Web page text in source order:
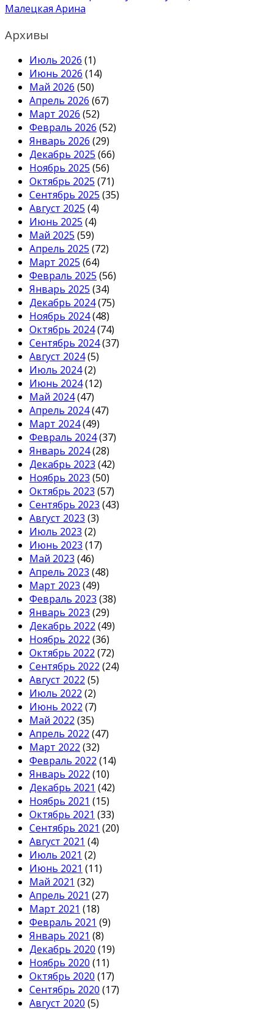
Малецкая Арина
Архивы
Июль 2026 (1)
Июнь 2026 (14)
Май 2026 (50)
Апрель 2026 (67)
Март 2026 (52)
Февраль 2026 (52)
Январь 2026 (29)
Декабрь 2025 (66)
Ноябрь 2025 (56)
Октябрь 2025 (71)
Сентябрь 2025 (35)
Август 2025 (4)
Июнь 2025 (4)
Май 2025 (59)
Апрель 2025 (72)
Март 2025 (64)
Февраль 2025 (56)
Январь 2025 (34)
Декабрь 2024(75)
Ноябрь 2024(48)
Октябрь 2024(74)
Сентябрь 2024(37)
Август 2024(5)
Июль 2024(2)
Июнь 2024(12)
Май 2024(47)
Апрель 2024(47)
Март 2024(49)
Февраль 2024(37)
Январь 2024(28)
Декабрь 2023 (42)
Ноябрь 2023 (50)
Октябрь 2023 (57)
Сентябрь 2023 (43)
Август 2023 (3)
Июль 2023 (2)
Июнь 2023 (17)
Май 2023 (46)
Апрель 2023 (48)
Март 2023 (49)
Февраль 2023 (38)
Январь 2023 (29)
Декабрь 2022 (49)
Ноябрь 2022 (36)
Октябрь 2022 (72)
Сентябрь 2022 (24)
Август 2022 (5)
Июль 2022 (2)
Июнь 2022 (7)
Май 2022 (35)
Апрель 2022 (47)
Март 2022 (32)
Февраль 2022 (14)
Январь 2022 (10)
Декабрь 2021 (42)
Ноябрь 2021 (15)
Октябрь 2021 (33)
Сентябрь 2021 (20)
Август 2021 (4)
Июль 2021 (2)
Июнь 2021 (11)
Май 2021 (32)
Апрель 2021 (27)
Март 2021 (18)
Февраль 2021 (9)
Январь 2021 (8)
Декабрь 2020 (19)
Ноябрь 2020 (11)
Октябрь 2020 (17)
Сентябрь 2020 (17)
Август 2020 (5)